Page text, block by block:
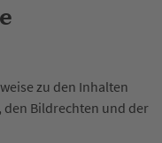
zu den Inhalten
den Bildrechten und der